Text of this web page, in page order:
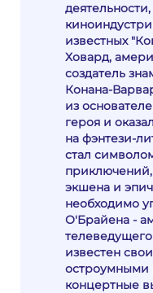
известных
Ховард,
создатель
Конана-
из
героя и
на фэнтези-
стал
экшена и
необходимо
О'Брайена -
известен
остроумными
концертные